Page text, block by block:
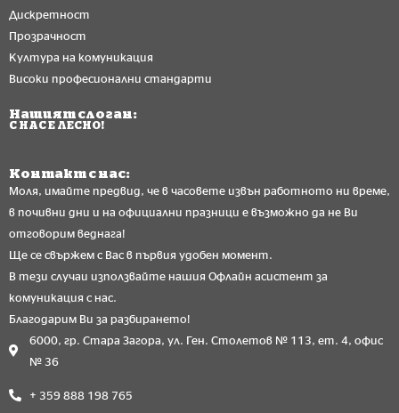
Дискретност
Прозрачност
Култура на комуникация
Високи професионални стандарти
Нашият слоган:
С НАС Е ЛЕСНО!
Контакт с нас:
Моля, имайте предвид, че в часовете извън работното ни време,
в почивни дни и на официални празници е възможно да не Ви
отговорим веднага!
Ще се свържем с Вас в първия удобен момент.
В тези случаи използвайте нашия Офлайн асистент за
комуникация с нас.
Благодарим Ви за разбирането!
6000, гр. Стара Загора, ул. Ген. Столетов № 113, ет. 4, офис
№ 36
+ 359 888 198 765